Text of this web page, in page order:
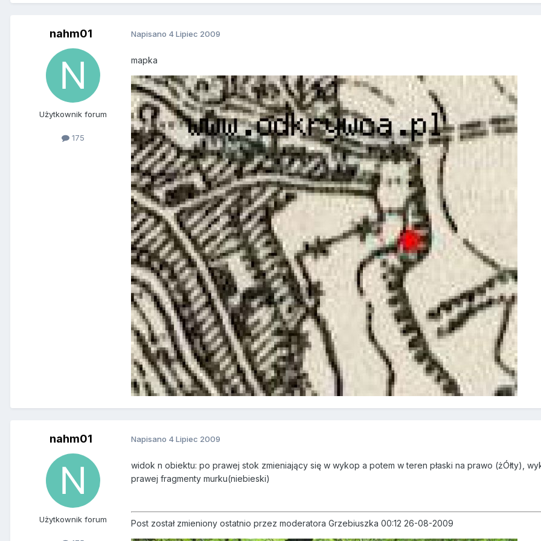
nahm01
Użytkownik forum
175
Napisano 4 Lipiec 2009
mapka
nahm01
Użytkownik forum
Napisano 4 Lipiec 2009
widok n obiektu: po prawej stok zmieniający się w wykop a potem w teren płaski na prawo (żÓłty),
prawej fragmenty murku(niebieski)
Post został zmieniony ostatnio przez moderatora Grzebiuszka 00:12 26-08-2009